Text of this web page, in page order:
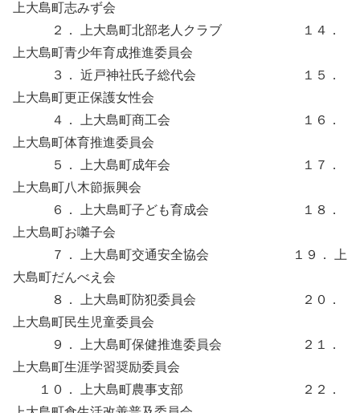
上大島町志みず会
２． 上大島町北部老人クラブ １４．
上大島町青少年育成推進委員会
３． 近戸神社氏子総代会 １５．
上大島町更正保護女性会
４． 上大島町商工会 １６．
上大島町体育推進委員会
５． 上大島町成年会 １７．
上大島町八木節振興会
６． 上大島町子ども育成会 １８．
上大島町お囃子会
７． 上大島町交通安全協会 １９． 上
大島町だんべえ会
８． 上大島町防犯委員会 ２０．
上大島町民生児童委員会
９． 上大島町保健推進委員会 ２１．
上大島町生涯学習奨励委員会
１０． 上大島町農事支部 ２２．